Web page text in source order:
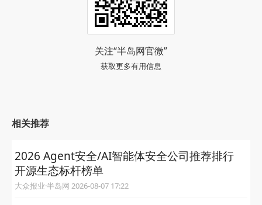
关注“半岛网官微”
获取更多有用信息
相关推荐
2026 Agent安全/AI智能体安全公司推荐排行
开源生态标杆榜单
大众报业·半岛网 2026-08-07 17:22